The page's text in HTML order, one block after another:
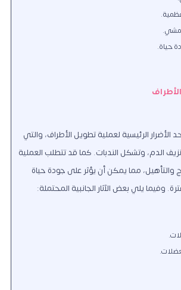
حياة.
الأضرار الرئيسية لعملية تطويل الأطراف، والتي
الدم، وتشكل الندبات. كما قد تتطلب العملية
والتأهيل، مما يمكن أن يؤثر على جودة حياة
وفيما يلي بعض الآثار الجانبية المحتملة: